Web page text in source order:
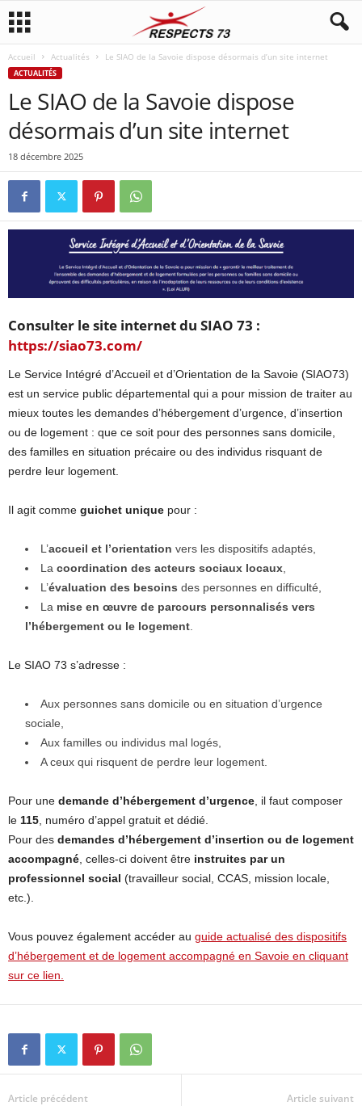
Accueil Actualités Le SIAO de la Savoie dispose désormais d’un site internet
ACTUALITÉS
Le SIAO de la Savoie dispose
désormais d’un site internet
18 décembre 2025
Consulter le site internet du SIAO 73 :
https://siao73.com/
Le Service Intégré d’Accueil et d’Orientation de la Savoie (SIAO73)
est un service public départemental qui a pour mission de traiter au
mieux toutes les demandes d’hébergement d’urgence, d’insertion
ou de logement : que ce soit pour des personnes sans domicile,
des familles en situation précaire ou des individus risquant de
perdre leur logement.
Il agit comme guichet unique pour :
L’accueil et l’orientation vers les dispositifs adaptés,
La coordination des acteurs sociaux locaux
L’évaluation des besoins des personnes en difficulté,
La mise en œuvre de parcours personnalisés vers
l’hébergement ou le logement
Le SIAO 73 s’adresse :
Aux personnes sans domicile ou en situation d’urgence
sociale,
Aux familles ou individus mal logés,
A ceux qui risquent de perdre leur logement.
Pour une demande d’hébergement d’urgence , il faut composer
le 115 , numéro d’appel gratuit et dédié.
Pour des demandes d’hébergement d’insertion ou de logement
accompagné , celles-ci doivent être instruites par un
professionnel social (travailleur social, CCAS, mission locale,
etc.).
Vous pouvez également accéder au guide actualisé des dispositifs
d’hébergement et de logement accompagné en Savoie en cliquant
sur ce lien.
Article précédent Article suivant